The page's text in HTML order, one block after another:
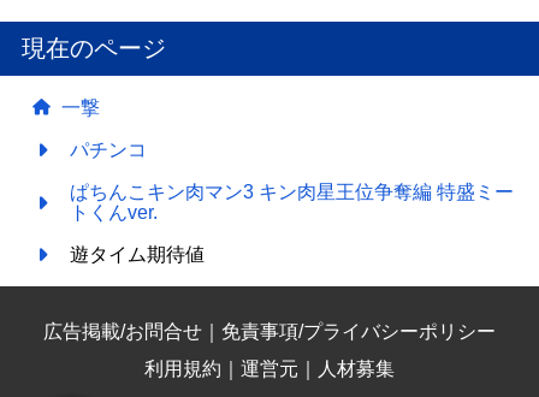
現在のページ
一撃
パチンコ
ぱちんこキン肉マン3 キン肉星王位争奪編 特盛ミー
トくんver.
遊タイム期待値
広告掲載/お問合せ ｜ 免責事項/プライバシーポリシー
利用規約 ｜ 運営元 ｜ 人材募集